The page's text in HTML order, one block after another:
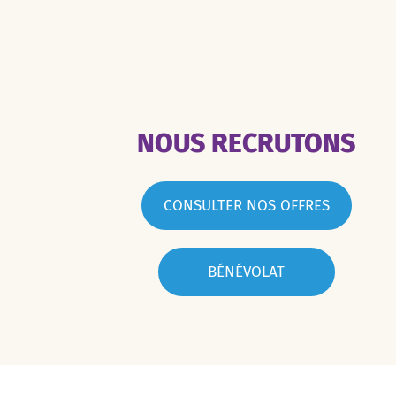
NOUS RECRUTONS
CONSULTER NOS OFFRES
BÉNÉVOLAT